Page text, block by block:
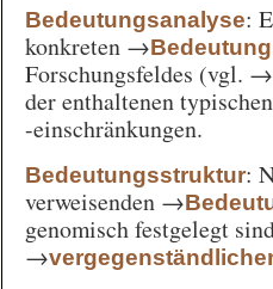
Bedeutungsanalyse:
konkreten →
Forschungsfeldes (vgl. →
der enthaltenen
-einschränkungen.
Bedeutungsstruktur:
verweisenden →
genomisch festgelegt
→